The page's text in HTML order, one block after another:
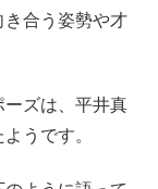
合う姿勢や才
ーズは、平井真
うです。